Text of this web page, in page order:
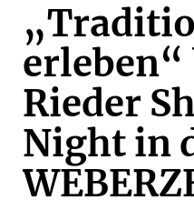
erleben“
Rieder
Night in